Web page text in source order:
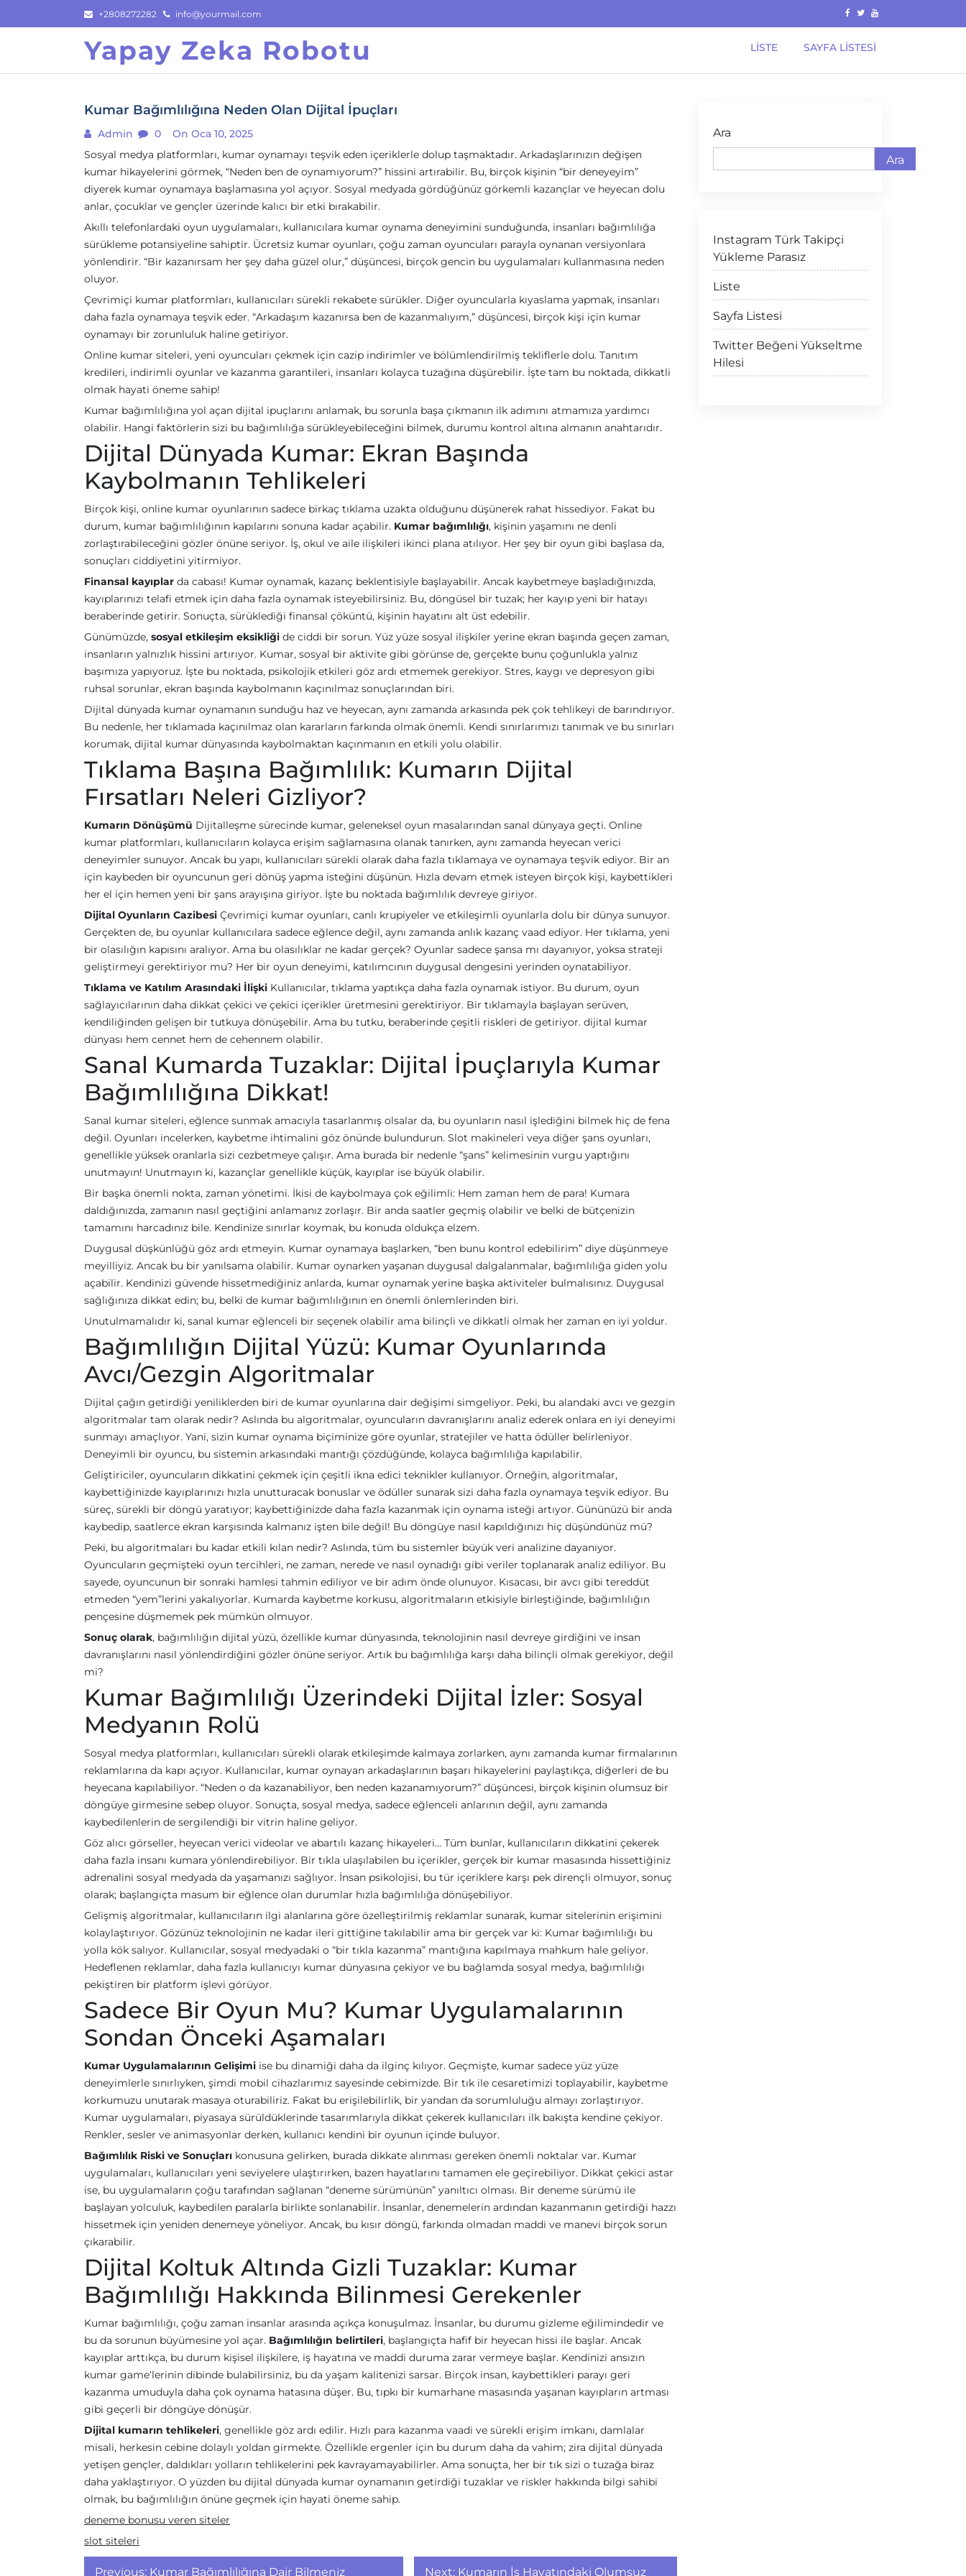
to
+2808272282 info@yourmail.com
Yapay Zeka Robotu LISTE SAYFA LISTESI
Kumar Bağımlılığına Neden Olan Dijital İpuçları
Admin 0
On Oca 10, 2025
Sosyal medya platformları, kumar oynamayı teşvik eden içeriklerle dolup taşmaktadır. Arkadaşlarınızın değişen
kumar hikayelerini görmek, “Neden ben de oynamıyorum?” hissini artırabilir. Bu, birçok kişinin “bir deneyeyim”
diyerek kumar oynamaya başlamasına yol açıyor. Sosyal medyada gördüğünüz görkemli kazançlar ve heyecan dolu
anlar, çocuklar ve gençler üzerinde kalıcı bir etki bırakabilir.
Akıllı telefonlardaki oyun uygulamaları, kullanıcılara kumar oynama deneyimini sunduğunda, insanları bağımlılığa
sürükleme potansiyeline sahiptir. Ücretsiz kumar oyunları, çoğu zaman oyuncuları parayla oynanan versiyonlara
yönlendirir. “Bir kazanırsam her şey daha güzel olur,” düşüncesi, birçok gencin bu uygulamaları kullanmasına neden
oluyor.
Çevrimiçi kumar platformları, kullanıcıları sürekli rekabete sürükler. Diğer oyuncularla kıyaslama yapmak, insanları
daha fazla oynamaya teşvik eder. “Arkadaşım kazanırsa ben de kazanmalıyım,” düşüncesi, birçok kişi için kumar
oynamayı bir zorunluluk haline getiriyor.
Online kumar siteleri, yeni oyuncuları çekmek için cazip indirimler ve bölümlendirilmiş tekliflerle dolu. Tanıtım
kredileri, indirimli oyunlar ve kazanma garantileri, insanları kolayca tuzağına düşürebilir. İşte tam bu noktada, dikkatli
olmak hayati öneme sahip!
Kumar bağımlılığına yol açan dijital ipuçlarını anlamak, bu sorunla başa çıkmanın ilk adımını atmamıza yardımcı
olabilir. Hangi faktörlerin sizi bu bağımlılığa sürükleyebileceğini bilmek, durumu kontrol altına almanın anahtarıdır.
Dijital Dünyada Kumar: Ekran Başında
Kaybolmanın Tehlikeleri
Birçok kişi, online kumar oyunlarının sadece birkaç tıklama uzakta olduğunu düşünerek rahat hissediyor. Fakat bu
durum, kumar bağımlılığının kapılarını sonuna kadar açabilir. Kumar bağımlılığı, kişinin yaşamını ne denli
zorlaştırabileceğini gözler önüne seriyor. İş, okul ve aile ilişkileri ikinci plana atılıyor. Her şey bir oyun gibi başlasa da,
sonuçları ciddiyetini yitirmiyor.
Finansal kayıplar da cabası! Kumar oynamak, kazanç beklentisiyle başlayabilir. Ancak kaybetmeye başladığınızda,
kayıplarınızı telafi etmek için daha fazla oynamak isteyebilirsiniz. Bu, döngüsel bir tuzak; her kayıp yeni bir hatayı
beraberinde getirir. Sonuçta, sürüklediği finansal çöküntü, kişinin hayatını alt üst edebilir.
Günümüzde, sosyal etkileşim eksikliği de ciddi bir sorun. Yüz yüze sosyal ilişkiler yerine ekran başında geçen zaman,
insanların yalnızlık hissini artırıyor. Kumar, sosyal bir aktivite gibi görünse de, gerçekte bunu çoğunlukla yalnız
başımıza yapıyoruz. İşte bu noktada, psikolojik etkileri göz ardı etmemek gerekiyor. Stres, kaygı ve depresyon gibi
ruhsal sorunlar, ekran başında kaybolmanın kaçınılmaz sonuçlarından biri.
Dijital dünyada kumar oynamanın sunduğu haz ve heyecan, aynı zamanda arkasında pek çok tehlikeyi de barındırıyor.
Bu nedenle, her tıklamada kaçınılmaz olan kararların farkında olmak önemli. Kendi sınırlarımızı tanımak ve bu sınırları
korumak, dijital kumar dünyasında kaybolmaktan kaçınmanın en etkili yolu olabilir.
Tıklama Başına Bağımlılık: Kumarın Dijital
Fırsatları Neleri Gizliyor?
Kumarın Dönüşümü Dijitalleşme sürecinde kumar, geleneksel oyun masalarından sanal dünyaya geçti. Online
kumar platformları, kullanıcıların kolayca erişim sağlamasına olanak tanırken, aynı zamanda heyecan verici
deneyimler sunuyor. Ancak bu yapı, kullanıcıları sürekli olarak daha fazla tıklamaya ve oynamaya teşvik ediyor. Bir an
için kaybeden bir oyuncunun geri dönüş yapma isteğini düşünün. Hızla devam etmek isteyen birçok kişi, kaybettikleri
her el için hemen yeni bir şans arayışına giriyor. İşte bu noktada bağımlılık devreye giriyor.
Dijital Oyunların Cazibesi Çevrimiçi kumar oyunları, canlı krupiyeler ve etkileşimli oyunlarla dolu bir dünya sunuyor.
Gerçekten de, bu oyunlar kullanıcılara sadece eğlence değil, aynı zamanda anlık kazanç vaad ediyor. Her tıklama, yeni
bir olasılığın kapısını aralıyor. Ama bu olasılıklar ne kadar gerçek? Oyunlar sadece şansa mı dayanıyor, yoksa strateji
geliştirmeyi gerektiriyor mu? Her bir oyun deneyimi, katılımcının duygusal dengesini yerinden oynatabiliyor.
Tıklama ve Katılım Arasındaki İlişki Kullanıcılar, tıklama yaptıkça daha fazla oynamak istiyor. Bu durum, oyun
sağlayıcılarının daha dikkat çekici ve çekici içerikler üretmesini gerektiriyor. Bir tıklamayla başlayan serüven,
kendiliğinden gelişen bir tutkuya dönüşebilir. Ama bu tutku, beraberinde çeşitli riskleri de getiriyor. dijital kumar
dünyası hem cennet hem de cehennem olabilir.
Sanal Kumarda Tuzaklar: Dijital İpuçlarıyla Kumar
Bağımlılığına Dikkat!
Sanal kumar siteleri, eğlence sunmak amacıyla tasarlanmış olsalar da, bu oyunların nasıl işlediğini bilmek hiç de fena
değil. Oyunları incelerken, kaybetme ihtimalini göz önünde bulundurun. Slot makineleri veya diğer şans oyunları,
genellikle yüksek oranlarla sizi cezbetmeye çalışır. Ama burada bir nedenle “şans” kelimesinin vurgu yaptığını
unutmayın! Unutmayın ki, kazançlar genellikle küçük, kayıplar ise büyük olabilir.
Bir başka önemli nokta, zaman yönetimi. İkisi de kaybolmaya çok eğilimli: Hem zaman hem de para! Kumara
daldığınızda, zamanın nasıl geçtiğini anlamanız zorlaşır. Bir anda saatler geçmiş olabilir ve belki de bütçenizin
tamamını harcadınız bile. Kendinize sınırlar koymak, bu konuda oldukça elzem.
Duygusal düşkünlüğü göz ardı etmeyin. Kumar oynamaya başlarken, “ben bunu kontrol edebilirim” diye düşünmeye
meyilliyiz. Ancak bu bir yanılsama olabilir. Kumar oynarken yaşanan duygusal dalgalanmalar, bağımlılığa giden yolu
açabilir. Kendinizi güvende hissetmediğiniz anlarda, kumar oynamak yerine başka aktiviteler bulmalısınız. Duygusal
sağlığınıza dikkat edin; bu, belki de kumar bağımlılığının en önemli önlemlerinden biri.
Unutulmamalıdır ki, sanal kumar eğlenceli bir seçenek olabilir ama bilinçli ve dikkatli olmak her zaman en iyi yoldur.
Bağımlılığın Dijital Yüzü: Kumar Oyunlarında
Avcı/Gezgin Algoritmalar
Dijital çağın getirdiği yeniliklerden biri de kumar oyunlarına dair değişimi simgeliyor. Peki, bu alandaki avcı ve gezgin
algoritmalar tam olarak nedir? Aslında bu algoritmalar, oyuncuların davranışlarını analiz ederek onlara en iyi deneyimi
sunmayı amaçlıyor. Yani, sizin kumar oynama biçiminize göre oyunlar, stratejiler ve hatta ödüller belirleniyor.
Deneyimli bir oyuncu, bu sistemin arkasındaki mantığı çözdüğünde, kolayca bağımlılığa kapılabilir.
Geliştiriciler, oyuncuların dikkatini çekmek için çeşitli ikna edici teknikler kullanıyor. Örneğin, algoritmalar,
kaybettiğinizde kayıplarınızı hızla unutturacak bonuslar ve ödüller sunarak sizi daha fazla oynamaya teşvik ediyor. Bu
süreç, sürekli bir döngü yaratıyor; kaybettiğinizde daha fazla kazanmak için oynama isteği artıyor. Gününüzü bir anda
kaybedip, saatlerce ekran karşısında kalmanız işten bile değil! Bu döngüye nasıl kapıldığınızı hiç düşündünüz mü?
Peki, bu algoritmaları bu kadar etkili kılan nedir? Aslında, tüm bu sistemler büyük veri analizine dayanıyor.
Oyuncuların geçmişteki oyun tercihleri, ne zaman, nerede ve nasıl oynadığı gibi veriler toplanarak analiz ediliyor. Bu
sayede, oyuncunun bir sonraki hamlesi tahmin ediliyor ve bir adım önde olunuyor. Kısacası, bir avcı gibi tereddüt
etmeden “yem”lerini yakalıyorlar. Kumarda kaybetme korkusu, algoritmaların etkisiyle birleştiğinde, bağımlılığın
pençesine düşmemek pek mümkün olmuyor.
Sonuç olarak, bağımlılığın dijital yüzü, özellikle kumar dünyasında, teknolojinin nasıl devreye girdiğini ve insan
davranışlarını nasıl yönlendirdiğini gözler önüne seriyor. Artık bu bağımlılığa karşı daha bilinçli olmak gerekiyor, değil
mi?
Kumar Bağımlılığı Üzerindeki Dijital İzler: Sosyal
Medyanın Rolü
Sosyal medya platformları, kullanıcıları sürekli olarak etkileşimde kalmaya zorlarken, aynı zamanda kumar firmalarının
reklamlarına da kapı açıyor. Kullanıcılar, kumar oynayan arkadaşlarının başarı hikayelerini paylaştıkça, diğerleri de bu
heyecana kapılabiliyor. “Neden o da kazanabiliyor, ben neden kazanamıyorum?” düşüncesi, birçok kişinin olumsuz bir
döngüye girmesine sebep oluyor. Sonuçta, sosyal medya, sadece eğlenceli anlarının değil, aynı zamanda
kaybedilenlerin de sergilendiği bir vitrin haline geliyor.
Göz alıcı görseller, heyecan verici videolar ve abartılı kazanç hikayeleri… Tüm bunlar, kullanıcıların dikkatini çekerek
daha fazla insanı kumara yönlendirebiliyor. Bir tıkla ulaşılabilen bu içerikler, gerçek bir kumar masasında hissettiğiniz
adrenalini sosyal medyada da yaşamanızı sağlıyor. İnsan psikolojisi, bu tür içeriklere karşı pek dirençli olmuyor, sonuç
olarak; başlangıçta masum bir eğlence olan durumlar hızla bağımlılığa dönüşebiliyor.
Gelişmiş algoritmalar, kullanıcıların ilgi alanlarına göre özelleştirilmiş reklamlar sunarak, kumar sitelerinin erişimini
kolaylaştırıyor. Gözünüz teknolojinin ne kadar ileri gittiğine takılabilir ama bir gerçek var ki: Kumar bağımlılığı bu
yolla kök salıyor. Kullanıcılar, sosyal medyadaki o “bir tıkla kazanma” mantığına kapılmaya mahkum hale geliyor.
Hedeflenen reklamlar, daha fazla kullanıcıyı kumar dünyasına çekiyor ve bu bağlamda sosyal medya, bağımlılığı
pekiştiren bir platform işlevi görüyor.
Sadece Bir Oyun Mu? Kumar Uygulamalarının
Sondan Önceki Aşamaları
Kumar Uygulamalarının Gelişimi ise bu dinamiği daha da ilginç kılıyor. Geçmişte, kumar sadece yüz yüze
deneyimlerle sınırlıyken, şimdi mobil cihazlarımız sayesinde cebimizde. Bir tık ile cesaretimizi toplayabilir, kaybetme
korkumuzu unutarak masaya oturabiliriz. Fakat bu erişilebilirlik, bir yandan da sorumluluğu almayı zorlaştırıyor.
Kumar uygulamaları, piyasaya sürüldüklerinde tasarımlarıyla dikkat çekerek kullanıcıları ilk bakışta kendine çekiyor.
Renkler, sesler ve animasyonlar derken, kullanıcı kendini bir oyunun içinde buluyor.
Bağımlılık Riski ve Sonuçları konusuna gelirken, burada dikkate alınması gereken önemli noktalar var. Kumar
uygulamaları, kullanıcıları yeni seviyelere ulaştırırken, bazen hayatlarını tamamen ele geçirebiliyor. Dikkat çekici astar
ise, bu uygulamaların çoğu tarafından sağlanan “deneme sürümünün” yanıltıcı olması. Bir deneme sürümü ile
başlayan yolculuk, kaybedilen paralarla birlikte sonlanabilir. İnsanlar, denemelerin ardından kazanmanın getirdiği hazzı
hissetmek için yeniden denemeye yöneliyor. Ancak, bu kısır döngü, farkında olmadan maddi ve manevi birçok sorun
çıkarabilir.
Dijital Koltuk Altında Gizli Tuzaklar: Kumar
Bağımlılığı Hakkında Bilinmesi Gerekenler
Kumar bağımlılığı, çoğu zaman insanlar arasında açıkça konuşulmaz. İnsanlar, bu durumu gizleme eğilimindedir ve
bu da sorunun büyümesine yol açar. Bağımlılığın belirtileri, başlangıçta hafif bir heyecan hissi ile başlar. Ancak
kayıplar arttıkça, bu durum kişisel ilişkilere, iş hayatına ve maddi duruma zarar vermeye başlar. Kendinizi ansızın
kumar game‘lerinin dibinde bulabilirsiniz, bu da yaşam kalitenizi sarsar. Birçok insan, kaybettikleri parayı geri
kazanma umuduyla daha çok oynama hatasına düşer. Bu, tıpkı bir kumarhane masasında yaşanan kayıpların artması
gibi geçerli bir döngüye dönüşür.
Dijital kumarın tehlikeleri, genellikle göz ardı edilir. Hızlı para kazanma vaadi ve sürekli erişim imkanı, damlalar
misali, herkesin cebine dolaylı yoldan girmekte. Özellikle ergenler için bu durum daha da vahim; zira dijital dünyada
yetişen gençler, daldıkları yolların tehlikelerini pek kavrayamayabilirler. Ama sonuçta, her bir tık sizi o tuzağa biraz
daha yaklaştırıyor. O yüzden bu dijital dünyada kumar oynamanın getirdiği tuzaklar ve riskler hakkında bilgi sahibi
olmak, bu bağımlılığın önüne geçmek için hayati öneme sahip.
deneme bonusu veren siteler
slot siteleri
Yazı
Previous: Kumar Bağımlılığına Dair Bilmeniz Next: Kumarın İş Hayatındaki Olumsuz
Ara
Ara
Instagram Türk Takipçi
Yükleme Parasız
Liste
Sayfa Listesi
Twitter Beğeni Yükseltme
Hilesi